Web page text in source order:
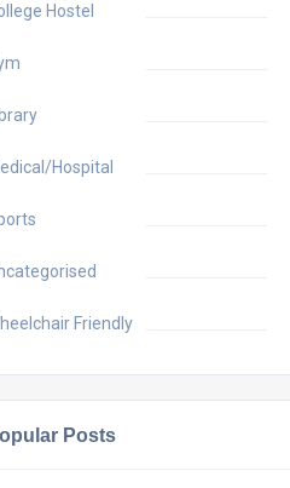
Hostel
Hospital
Friendly
Posts